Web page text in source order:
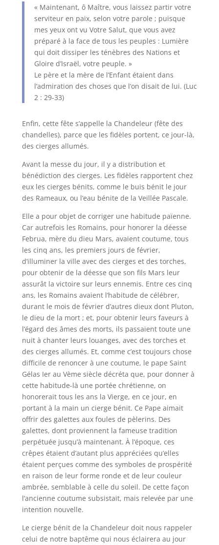
« Maintenant, ô Maître, vous laissez partir votre
serviteur en paix, selon votre parole ; puisque
mes yeux ont vu Votre Salut, que vous avez
préparé à la face de tous les peuples : Lumière
qui doit dissiper les ténèbres des Nations et
Gloire d’Israël, votre peuple. »
Le père et la mère de l’Enfant étaient dans
l’admiration des choses que l’on disait de lui. (Luc
2 : 29-33)
Enfin, cette fête s’appelle la Chandeleur (fête des
chandelles), parce que les fidèles portent, ce jour-là,
des cierges allumés.
Avant la messe du jour, il y a distribution et
bénédiction des cierges. Les fidèles rapportent chez
eux les cierges bénits, comme le buis bénit le jour
des Rameaux, ou l’eau bénite de la Veillée Pascale.
Elle a pour objet de corriger une habitude païenne.
Car autrefois les Romains, pour honorer la déesse
Februa, mère du dieu Mars, avaient coutume, tous
les cinq ans, les premiers jours de février,
d’illuminer la ville avec des cierges et des torches,
pour obtenir de la déesse que son fils Mars leur
assurât la victoire sur leurs ennemis. Entre ces cinq
ans, les Romains avaient l’habitude de célébrer,
durant le mois de février d’autres dieux dont Pluton,
le dieu de la mort ; et, pour obtenir leurs faveurs à
l’égard des âmes des morts, ils passaient toute une
nuit à chanter leurs louanges, avec des torches et
des cierges allumés. Et, comme c’est toujours chose
difficile de renoncer à une coutume, le pape Saint
Gélas Ier au Vème siècle décréta que, pour donner à
cette habitude-là une portée chrétienne, on
honorerait tous les ans la Vierge, en ce jour, en
portant à la main un cierge bénit. Ce Pape aimait
offrir des galettes aux foules de pèlerins. Des
galettes, dont proviennent la fameuse tradition
perpétuée jusqu’à maintenant. À l’époque, ces
crêpes étaient d’autant plus appréciées qu’elles
étaient perçues comme des symboles de prospérité
en raison de leur forme ronde et de leur couleur
ambrée, semblable à celle du soleil. De cette façon
l’ancienne coutume subsistait, mais relevée par une
intention nouvelle.
Le cierge bénit de la Chandeleur doit nous rappeler
celui de notre baptême qui nous éclairera au jour